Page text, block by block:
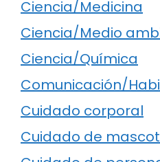
Ciencia/Medicina
Ciencia/Medio
Ciencia/Química
Comunicación/
Cuidado corporal
Cuidado de